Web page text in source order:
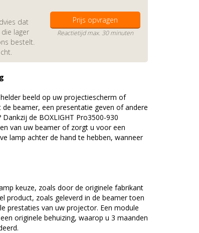
dat
lager
bestelt.
Prijs opvragen
Reactietijd max. 30 minuten
beeld op uw projectiescherm of
beamer, een presentatie geven of andere
de BOXLIGHT Pro3500-930
van uw beamer of zorgt u voor een
lamp achter de hand te hebben, wanneer
keuze, zoals door de originele fabrikant
product, zoals geleverd in de beamer toen
prestaties van uw projector. Een module
originele behuizing, waarop u 3 maanden